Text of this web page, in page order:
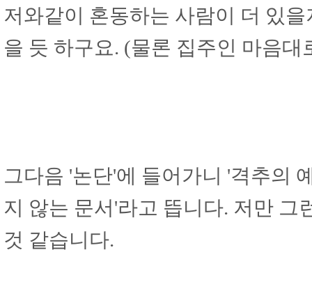
저와같이 혼동하는 사람이 더 있
을 듯 하구요. (물론 집주인 마음대
그다음 '논단'에 들어가니 '격추의
지 않는 문서'라고 뜹니다. 저만
것 같습니다.